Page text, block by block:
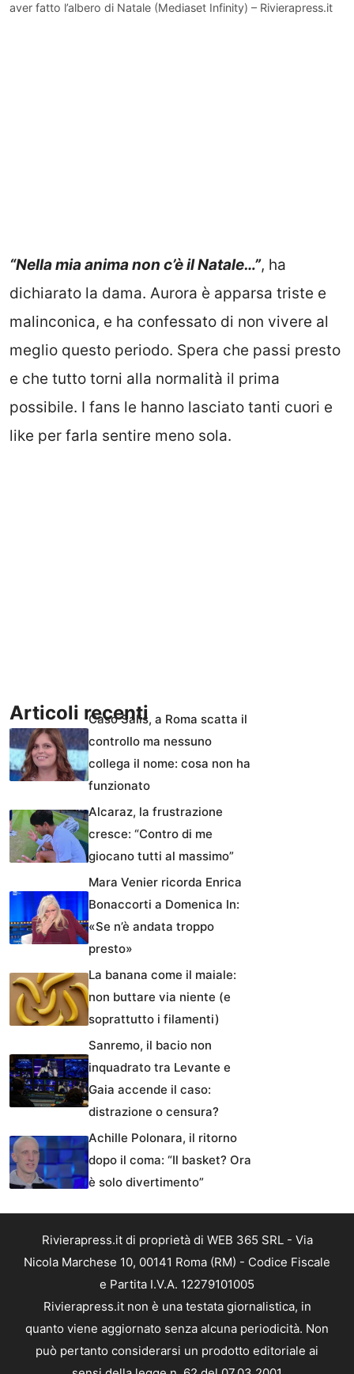
aver fatto l’albero di Natale (Mediaset Infinity) – Rivierapress.it
“Nella mia anima non c’è il Natale…”, ha
dichiarato la dama. Aurora è apparsa triste e
malinconica, e ha confessato di non vivere al
meglio questo periodo. Spera che passi presto
e che tutto torni alla normalità il prima
possibile. I fans le hanno lasciato tanti cuori e
like per farla sentire meno sola.
Articoli recentiCaso Salis, a Roma scatta il
controllo ma nessuno
collega il nome: cosa non ha
funzionato
Alcaraz, la frustrazione
cresce: “Contro di me
giocano tutti al massimo”
Mara Venier ricorda Enrica
Bonaccorti a Domenica In:
«Se n’è andata troppo
presto»
La banana come il maiale:
non buttare via niente (e
soprattutto i filamenti)
Sanremo, il bacio non
inquadrato tra Levante e
Gaia accende il caso:
distrazione o censura?
Achille Polonara, il ritorno
dopo il coma: “Il basket? Ora
è solo divertimento”
Rivierapress.it di proprietà di WEB 365 SRL - Via
Nicola Marchese 10, 00141 Roma (RM) - Codice Fiscale
e Partita I.V.A. 12279101005
Rivierapress.it non è una testata giornalistica, in
quanto viene aggiornato senza alcuna periodicità. Non
può pertanto considerarsi un prodotto editoriale ai